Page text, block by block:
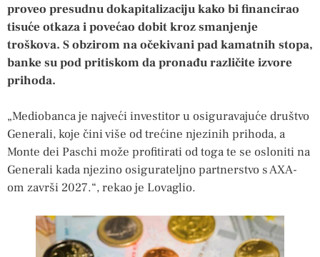
proveo presudnu dokapitalizaciju kako bi financirao
tisuće otkaza i povećao dobit kroz smanjenje
troškova. S obzirom na očekivani pad kamatnih stopa,
banke su pod pritiskom da pronađu različite izvore
prihoda.
„Mediobanca je najveći investitor u osiguravajuće društvo
Generali, koje čini više od trećine njezinih prihoda, a
Monte dei Paschi može profitirati od toga te se osloniti na
Generali kada njezino osigurateljno partnerstvo s AXA-
om završi 2027.“, rekao je Lovaglio.